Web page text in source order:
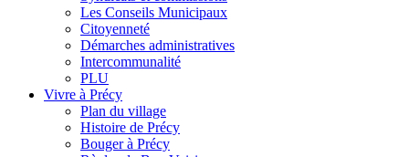
Les Conseils Municipaux
Citoyenneté
Démarches administratives
Intercommunalité
PLU
Vivre à Précy
Plan du village
Histoire de Précy
Bouger à Précy